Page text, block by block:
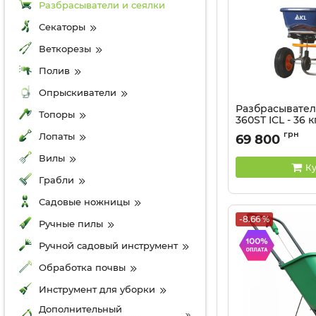
Разбрасыватели и сеялки
Секаторы
Веткорезы
Полив
Опрыскиватели
Топоры
Лопаты
Вилы
Грабли
Садовые ножницы
Ручные пилы
Ручной садовый инструмент
Обработка почвы
Инструмент для уборки
Дополнительный
360ST ICL - 36
69 800 грн
-8.66 %